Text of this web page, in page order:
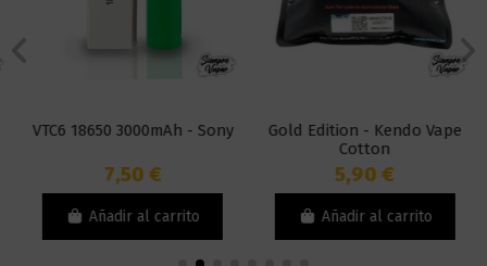
VTC6 18650 3000mAh - Sony
7,50 €
Añadir al carrito
Gold Edition - Kendo Vape
Cotton
5,90 €
Añadir al carrito